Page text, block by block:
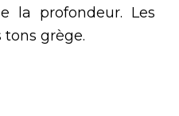
la profondeur. Les
tons grège.